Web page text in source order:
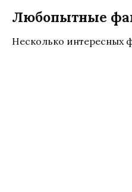
Любопытные
Несколько интересных